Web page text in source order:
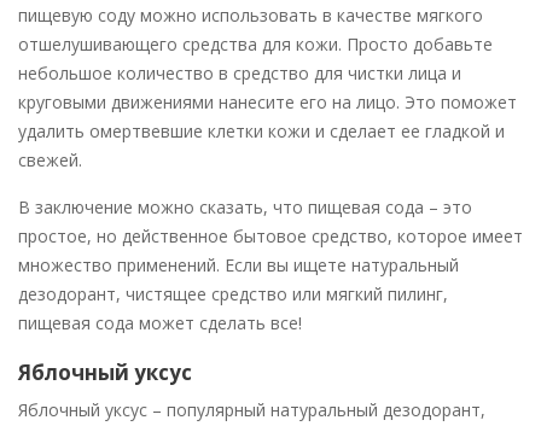
пищевую соду можно использовать в качестве мягкого
отшелушивающего средства для кожи. Просто добавьте
небольшое количество в средство для чистки лица и
круговыми движениями нанесите его на лицо. Это поможет
удалить омертвевшие клетки кожи и сделает ее гладкой и
свежей.
В заключение можно сказать, что пищевая сода – это
простое, но действенное бытовое средство, которое имеет
множество применений. Если вы ищете натуральный
дезодорант, чистящее средство или мягкий пилинг,
пищевая сода может сделать все!
Яблочный уксус
Яблочный уксус – популярный натуральный дезодорант,